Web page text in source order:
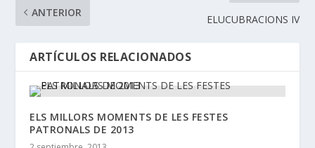
ANTERIOR
ELUCUBRACIONS IV
ARTÍCULOS RELACIONADOS
ELS MILLORS MOMENTS DE LES FESTES
PATRONALS DE 2013